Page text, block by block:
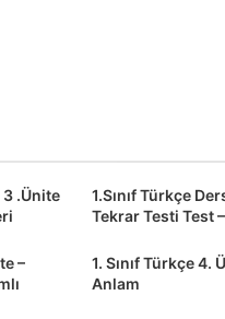
3 .Ünite
1.Sınıf Türkçe
Tekrar Testi Test
–
1. Sınıf Türkçe 4.
Anlam